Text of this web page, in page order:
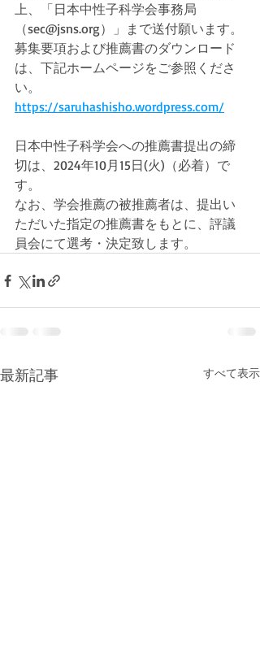
上、「日本中性子科学会事務局
（sec@jsns.org）」まで送付願います。
募集要項および推薦書のダウンロード
は、下記ホームページをご参照くださ
い。
https://saruhashisho.wordpress.com/
日本中性子科学会への推薦書提出の締
切は、2024年10月15日(火)（必着）で
す。
なお、学会推薦の被推薦者は、提出い
ただいた指定の推薦書をもとに、評議
員会にて選考・決定致します。
最新記事 すべて表示